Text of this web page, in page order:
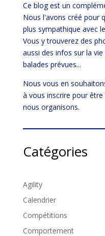
Ce blog est un
Nous l'avons créé pour
plus sympathique avec
Vous y trouverez des
aussi des infos sur la
balades prévues...
Nous vous en
à vous inscrire pour
nous organisons.
Catégories
Agility
Calendrier
Compétitions
Comportement